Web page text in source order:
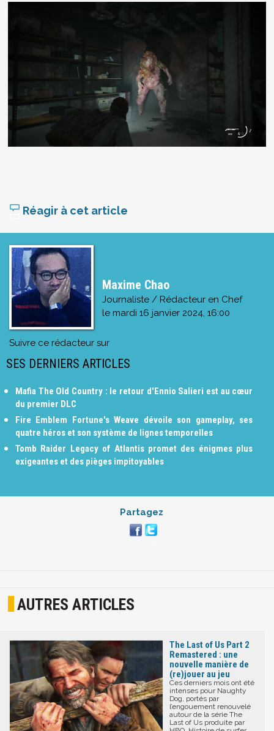
Réagir à cet article
Maxime Chao
Journaliste / Rédacteur en Chef
le mardi 16 janvier 2024, 16:00
Suivre ce rédacteur sur
SES DERNIERS ARTICLES
Mafia The Old Country : le retour d'Ennio Salieri est au cœur
du premier DLC
Fire Emblem Fortune's Weave dévoile son gameplay, ses
quatre héros et son système de lignes temporelles
Tomb Raider Legacy of Atlantis promet des énigmes plus
exigeantes et des pièges impitoyables
Partagez
AUTRES ARTICLES
The Last of Us Part 2
Remastered : une
nouvelle manière de
(re)jouer au jeu
Ces derniers mois ont été
intenses pour Naughty
Dog, portés par
l’engouement renouvelé
autour de la série The
Last of Us produite par